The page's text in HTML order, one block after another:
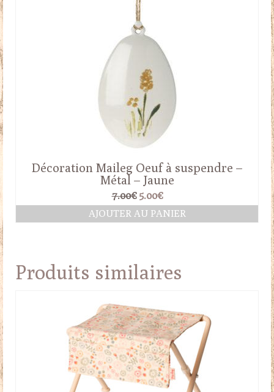
Décoration Maileg Oeuf à suspendre –
Métal – Jaune
7.00€ Le
prix
initial
5.00€Le
prix
actuel
AJOUTER AU PANIER
Produits similaires